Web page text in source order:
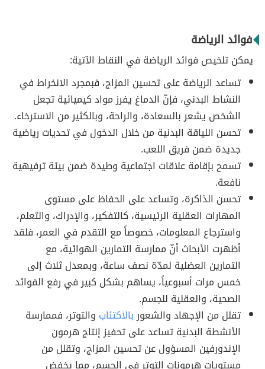
فوائد الرياضة
يمكن تلخيص فوائد الرياضة في النقاط الآتية:
تساعد الرياضة على تحسين المزاج، فبمجرد الانخراط في
النشاط البدني، فإنّ الدماغ يفرز مواد كيميائية تجعل
الشخص يشعر بالسعادة، والراحة، وبالكثير من الاسترخاء.
تحسن اللياقة البدنية من خلال الدخول في تحديات رياضية
جديدة ضمن فريق اللعب.
تسمح بإقامة علاقات اجتماعية وطيدة ضمن بيئة ترفيهية
نافعة.
تحسن الذاكرة، وتساعد على الحفاظ على مستوى
المهارات العقلية الرئيسية، كالتفكير، والإدراك، والتعلم،
واسترجاع المعلومات، خصوصاً مع التقدم في العمر، فلقد
أظهرت الأبحاث أنّ ممارسة التمارين الهوائية، مع
التمارين العضلية لمدّة نصف ساعة، وبمعدل ثلاث إلى
خمس مرات أسبوعياً، يساهم بشكل كبير في رفع الفوائد
الصحية، والعقلية للجسم.
تقلل من الإجهاد والشعوربالاكتئاب والتوتر، فممارسة
الأنشطة البدنية تساعد على تحفيز إنتاج هرمون
الإندورفين المسؤول عن تحسين المزاج، وتقلل من
مستويات هرمونات التوتر في الجسم، مما يخفض